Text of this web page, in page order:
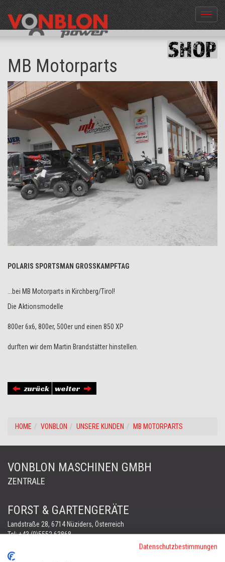
Menü
aus-
MB Motorparts
POLARIS SPORTSMAN GROSSKAMPFTAG
...bei MB Motorparts in Kirchberg/Tirol!
Die Aktionsmodelle
800er 6x6, 800er, 500er und einen 850 XP
durften wir dem Martin Brandstätter hinstellen.
zurück weiter
HOME VONBLON UNSERE KUNDEN MB MOTORPARTS
VONBLON MASCHINEN GMBH
ZENTRALE
FORST & GARTENGERÄTE
Landstraße 28, 6714 Nüziders, Österreich
Tel:+43 (0)5552 63868
office@vonblon.cc
Datenschutzbestimmungen